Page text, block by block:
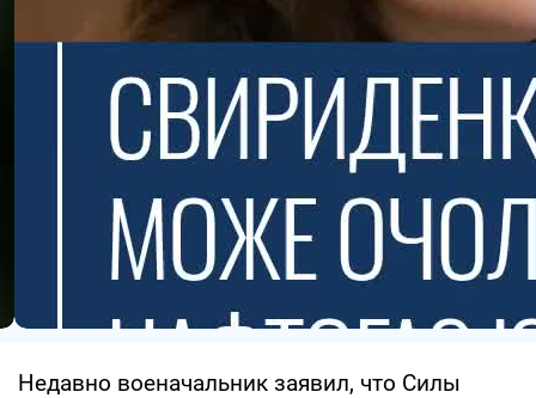
Недавно военачальник заявил, что Силы